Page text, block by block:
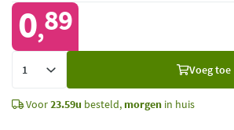
0,89
Voeg toe
Voor23.59u besteld, morgen in huis